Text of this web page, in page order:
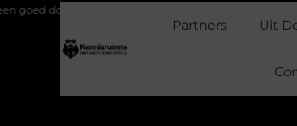
doel: waarom geven belangrijk is en hoe het werkt
Partners Uit